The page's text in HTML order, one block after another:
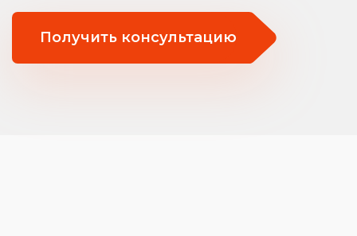
Получить консультацию